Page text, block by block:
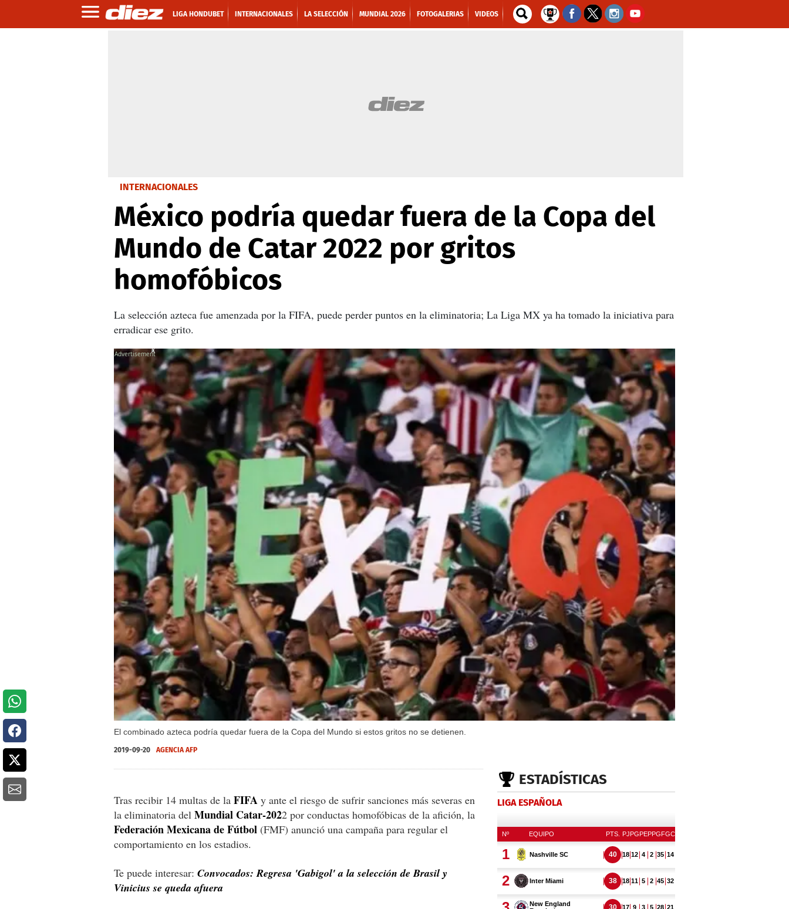
LIGA HONDUBET INTERNACIONALES LA SELECCIÓN MUNDIAL 2026 FOTOGALERIAS VIDEOS
INTERNACIONALES
México podría quedar fuera de la Copa del
Mundo de Catar 2022 por gritos
homofóbicos
La selección azteca fue amenzada por la FIFA, puede perder puntos en la eliminatoria; La Liga MX ya ha tomado la iniciativa para
erradicar ese grito.
El combinado azteca podría quedar fuera de la Copa del Mundo si estos gritos no se detienen.
X
2019-09-20 AGENCIA AFP
Tras recibir 14 multas de la FIFA y ante el riesgo de sufrir sanciones más severas en
la eliminatoria del Mundial Catar-2022 por conductas homofóbicas de la afición, la
Federación Mexicana de Fútbol (FMF) anunció una campaña para regular el
comportamiento en los estadios.
Te puede interesar: Convocados: Regresa 'Gabigol' a la selección de Brasil y
Vinicius se queda afuera
ESTADÍSTICAS
LIGA ESPAÑOLA